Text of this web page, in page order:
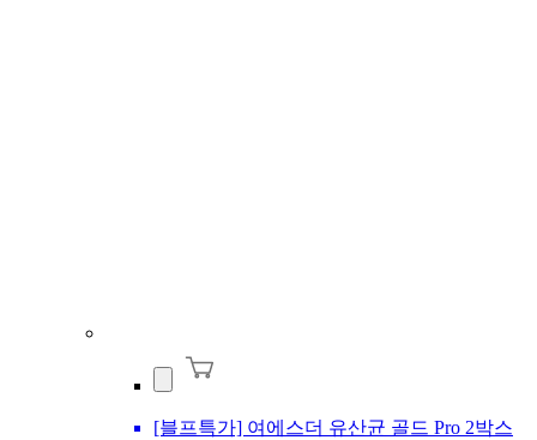
[블프특가] 여에스더 유산균 골드 Pro 2박스